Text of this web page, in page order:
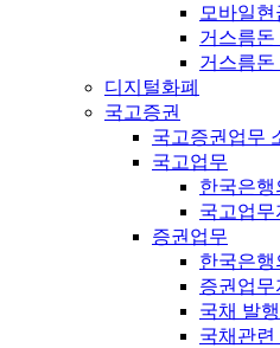
모바일
거스름돈
거스름돈
디지털화폐
국고증권
국고증권업무
국고업무
한국은행
국고업무
증권업무
한국은행
증권업무
국채 발
국채관